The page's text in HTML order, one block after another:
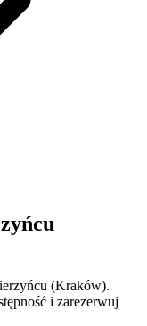
(Kraków).
i zarezerwuj